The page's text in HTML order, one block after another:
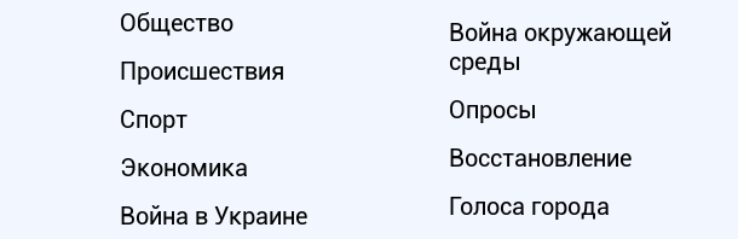
Общество
Происшествия
Спорт
Экономика
Война в Украине
Война окружающей
среды
Опросы
Восстановление
Голоса города